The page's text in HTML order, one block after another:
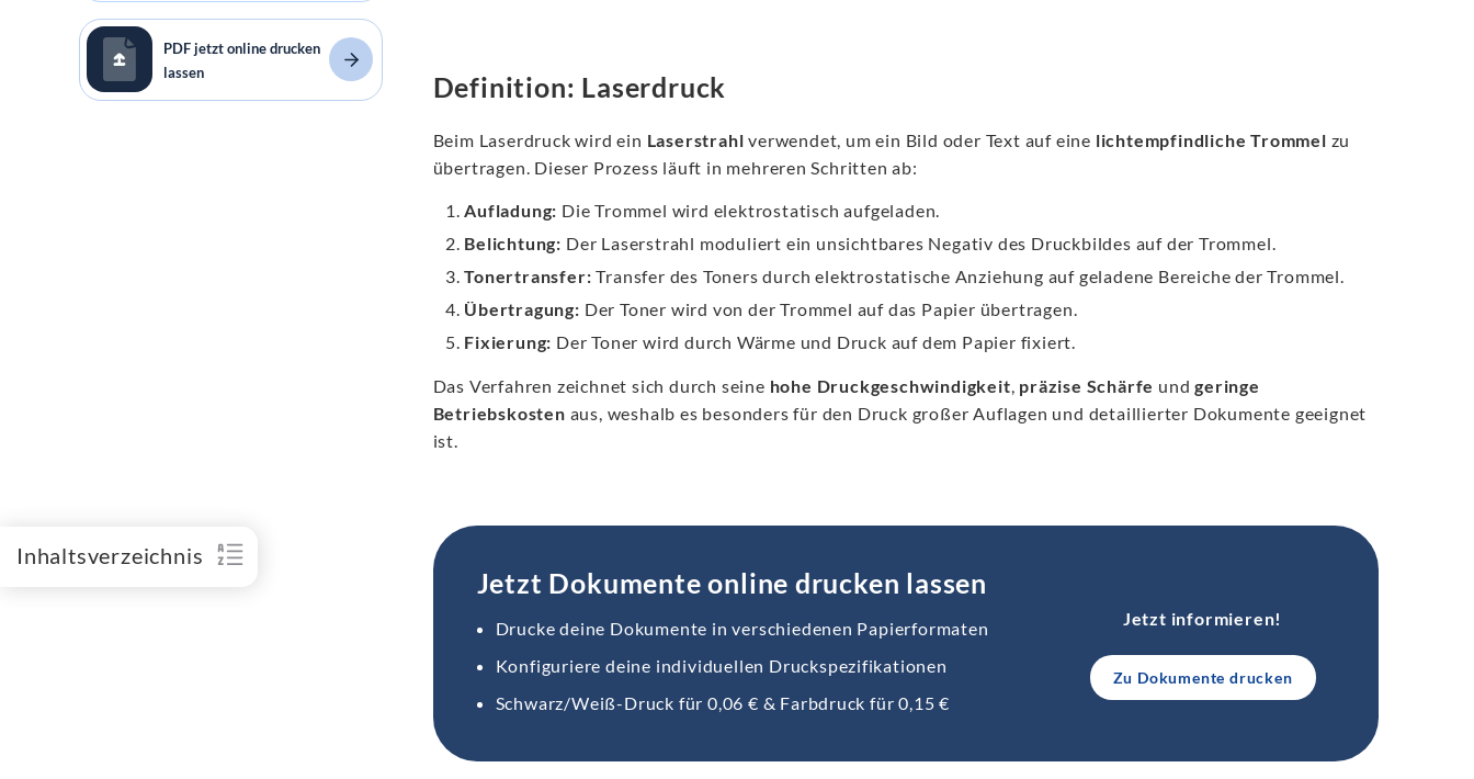
PDF jetzt online drucken
lassen
Inhaltsverzeichnis
Definition: Laserdruck
Beim Laserdruck wird ein Laserstrahl verwendet, um ein Bild oder Text auf eine lichtempfindliche Trommel zu
übertragen. Dieser Prozess läuft in mehreren Schritten ab:
Aufladung: Die Trommel wird elektrostatisch aufgeladen.
Belichtung: Der Laserstrahl moduliert ein unsichtbares Negativ des Druckbildes auf der Trommel.
Tonertransfer: Transfer des Toners durch elektrostatische Anziehung auf geladene Bereiche der Trommel.
Übertragung: Der Toner wird von der Trommel auf das Papier übertragen.
Fixierung: Der Toner wird durch Wärme und Druck auf dem Papier fixiert.
Das Verfahren zeichnet sich durch seine hohe Druckgeschwindigkeit, präzise Schärfe undgeringe
Betriebskosten aus, weshalb es besonders für den Druck großer Auflagen und detaillierter Dokumente geeignet
ist.
Jetzt Dokumente online drucken lassen
Drucke deine Dokumente in verschiedenen Papierformaten
Konfiguriere deine individuellen Druckspezifikationen
Schwarz/Weiß-Druck für 0,06 € & Farbdruck für 0,15 €
Jetzt informieren!
Zu Dokumente drucken